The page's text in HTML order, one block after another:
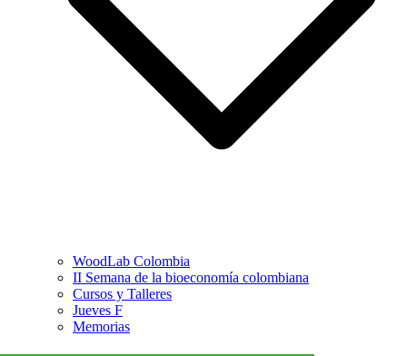
WoodLab Colombia
II Semana de la bioeconomía colombiana
Cursos y Talleres
Jueves F
Memorias